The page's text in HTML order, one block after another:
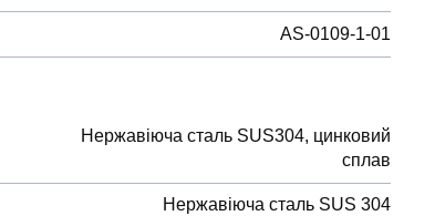
AS-0109-1-01
Нержавіюча сталь SUS304, цинковий
сплав
Нержавіюча сталь SUS 304